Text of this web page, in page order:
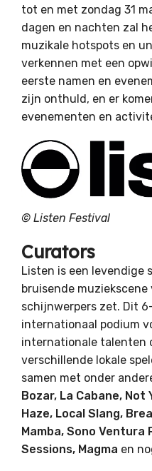
tot en met zondag 31
dagen en nachten zal
muzikale hotspots en
verkennen met een
eerste namen en
zijn onthuld, en er
evenementen en
© Listen Festival
Curators
Listen is een levendige
bruisende
schijnwerpers zet. Dit
internationaal podium
internationale talenten
verschillende lokale
samen met onder
Bozar, La Cabane, Not
Haze, Local Slang,
Mamba, Sono Ventura
Sessions, Magma en